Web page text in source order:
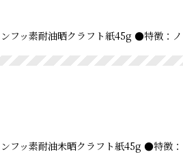
素耐油晒クラフト紙45g ●特徴：ノ
素耐油未晒クラフト紙45g ●特徴：